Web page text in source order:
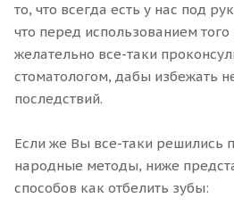
то, что всегда есть у нас под
что перед использованием
желательно все-таки
стоматологом, дабы избежать
последствий.
Если же Вы все-таки решились
народные методы, ниже
способов как отбелить зубы: